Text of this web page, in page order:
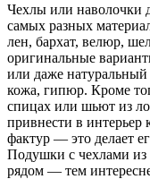
Чехлы или наволочки
самых разных
лен, бархат, велюр,
оригинальные
или даже натуральный
кожа, гипюр. Кроме
спицах или шьют из
привнести в интерьер
фактур — это делает
Подушки с чехлами из
рядом — тем